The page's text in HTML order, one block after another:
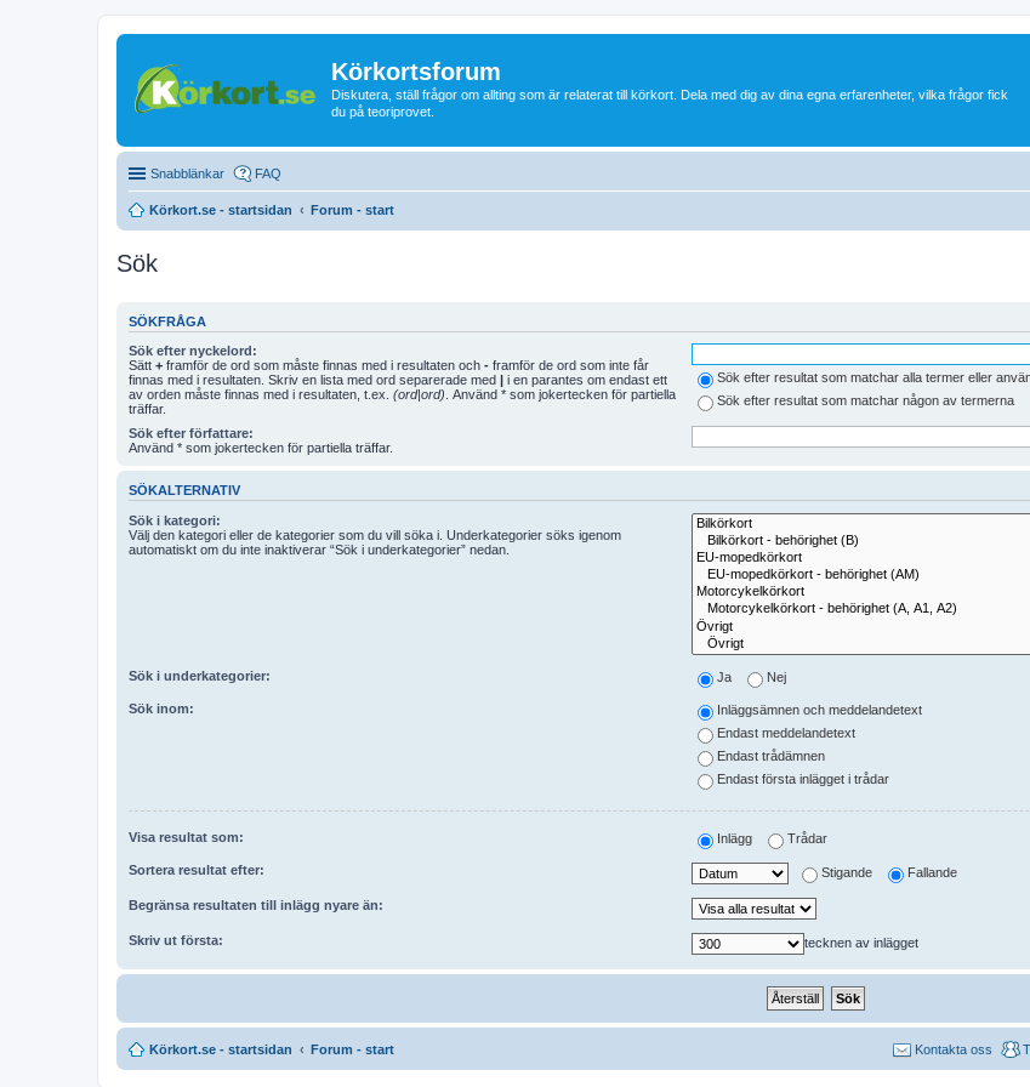
Körkortsforum
Diskutera, ställ frågor om allting som är relaterat till körkort. Dela med dig av dina egna erfarenheter, vilka frågor fick
du på teoriprovet.
Snabblänkar FAQ
Körkort.se - startsidan Forum - start
Sök
SÖKFRÅGA
Sök efter nyckelord:
Sätt + framför de ord som måste finnas med i resultaten och - framför de ord som inte får
finnas med i resultaten. Skriv en lista med ord separerade med | i en parantes om endast ett
av orden måste finnas med i resultaten, t.ex. (ord|ord) . Använd * som jokertecken för partiella
träffar.
Sök efter resultat som matchar alla termer eller
Sök efter resultat som matchar någon av termerna
Sök efter författare:
Använd * som jokertecken för partiella träffar.
SÖKALTERNATIV
Sök i kategori:
Välj den kategori eller de kategorier som du vill söka i. Underkategorier söks igenom
automatiskt om du inte inaktiverar “Sök i underkategorier” nedan.
Sök i underkategorier: Ja Nej
Sök inom:
Inläggsämnen och meddelandetext
Endast meddelandetext
Endast trådämnen
Endast första inlägget i trådar
Visa resultat som: Inlägg Trådar
Sortera resultat efter: Stigande Fallande
Begränsa resultaten till inlägg nyare än:
Skriv ut första: tecknen av inlägget
Körkort.se - startsidan Forum - start Kontakta oss